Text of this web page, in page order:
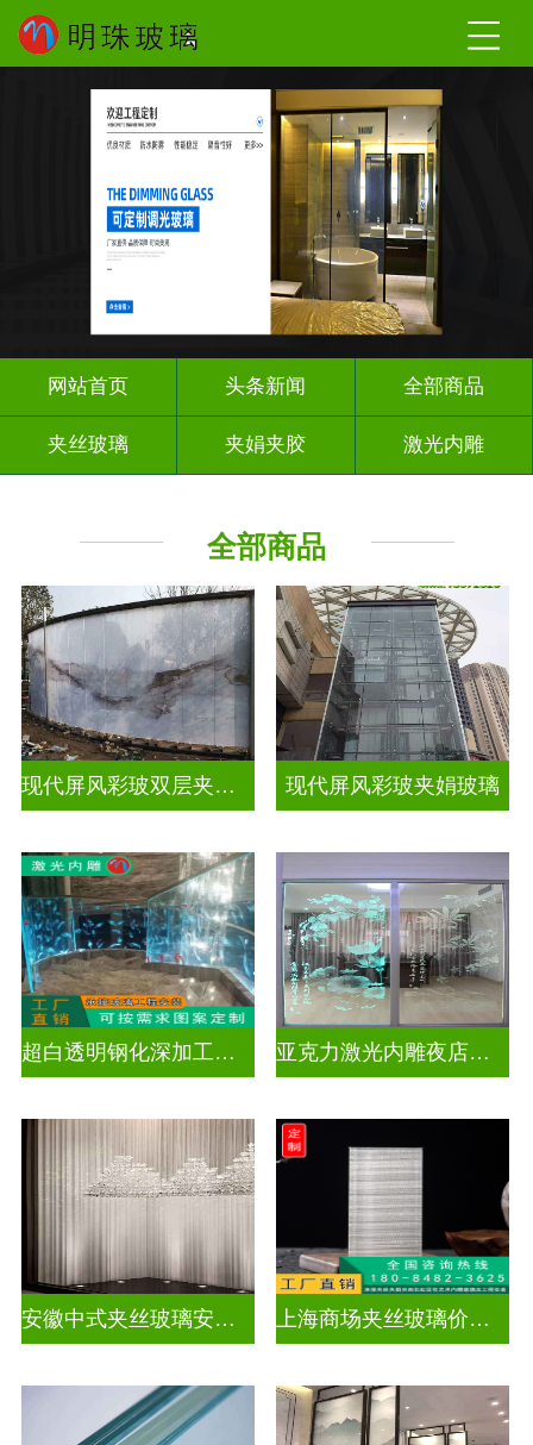
网站首页 头条新闻 全部商品
夹丝玻璃 夹娟夹胶 激光内雕
全部商品
现代屏风彩玻双层夹娟玻璃 现代屏风彩玻夹娟玻璃
超白透明钢化深加工激光内雕玻璃 亚克力激光内雕夜店餐厅装饰
安徽中式夹丝玻璃安装厂家 上海商场夹丝玻璃价钱多少